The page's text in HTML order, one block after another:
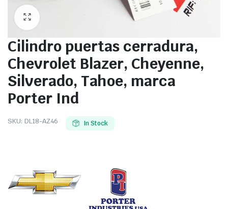
Cilindro puertas cerradura,
Chevrolet Blazer, Cheyenne,
Silverado, Tahoe, marca
Porter Ind
SKU: DL18-AZ46 In Stock